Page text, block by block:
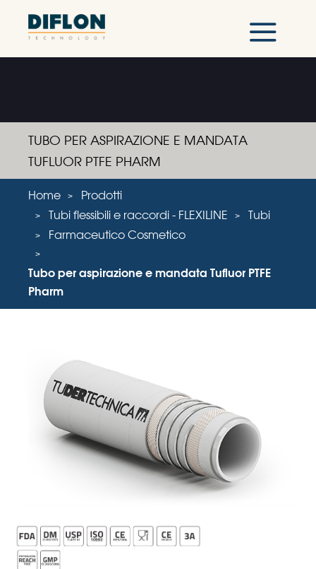
TUBO PER ASPIRAZIONE E MANDATA
TUFLUOR PTFE PHARM
Home
Prodotti
Tubi flessibili e raccordi - FLEXILINE
Tubi
Farmaceutico Cosmetico
Tubo per aspirazione e mandata Tufluor PTFE
Pharm